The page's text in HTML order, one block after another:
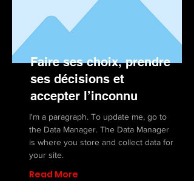
Faire ses choix, prendre
ses décisions et
accepter l’inconnu
I'm a paragraph. To update me, go to
the Data Manager. The Data Manager
is where you store and collect data for
your site.
Read More